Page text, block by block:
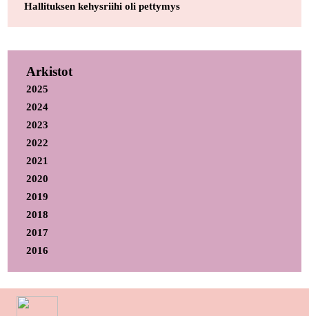
Hallituksen kehysriihi oli pettymys
Arkistot
2025
2024
2023
2022
2021
2020
2019
2018
2017
2016